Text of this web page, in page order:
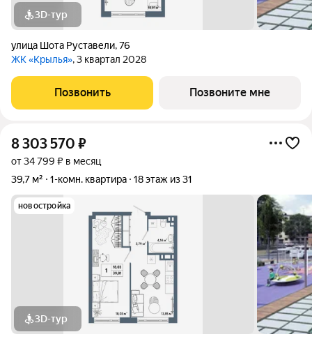
3D-тур
улица Шота Руставели,76
ЖК «Крылья», 3 квартал 2028
Позвонить Позвоните мне
8 303 570 ₽
от 34 799 ₽ в месяц
39,7 м²
1-комн. квартира 18 этаж из 31
новостройка
3D-тур